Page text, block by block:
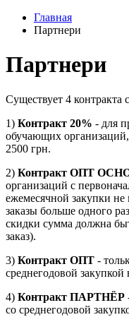
Главная
Партнери
Партнери
Существует 4 контракта
1) Контракт 20% - для
обучающих
2500 грн.
2) Контракт ОПТ
организаций c
ежемесячной закупки не
заказы больше одного
скидки сумма должна
заказ).
3) Контракт ОПТ -
среднегодовой
4) Контракт ПАРТНЁР
со среднегодовой